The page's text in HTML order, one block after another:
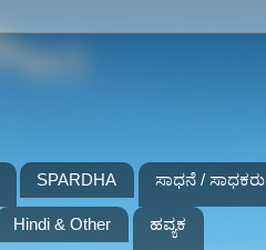
SPARDHA ಸಾಧನೆ / ಸಾಧಕರು
Hindi & Other ಹವ್ಯಕ